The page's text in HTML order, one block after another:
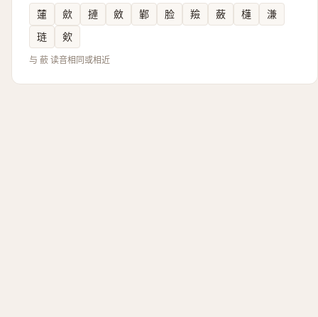
㰈 歛 摙 斂 鄻 脸 羷 蘞 櫣
溓
琏
㰸
与 蘝 读音相同或相近